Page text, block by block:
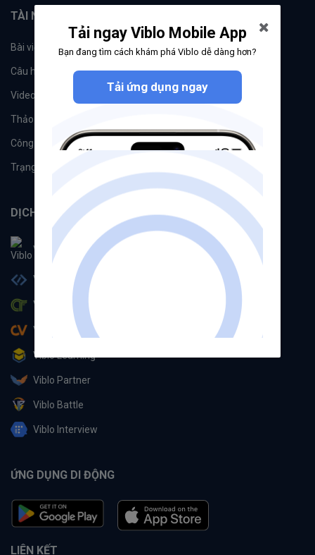
TÀI NGUYÊN
Bài viết Tổ chức
Câu hỏi Tags
Videos Tác giả
Thảo luận
Công cụ Machine Learning
Trạng thái hệ thống
DỊCH VỤ
Viblo
Viblo Code
Viblo CTF
Viblo CV
Viblo Learning
Viblo Partner
Viblo Battle
Viblo Interview
ỨNG DỤNG DI ĐỘNG
LIÊN KẾT
Tải ngay Viblo Mobile App
Bạn đang tìm cách khám phá Viblo dễ dàng hơn?
Tải ứng dụng ngay